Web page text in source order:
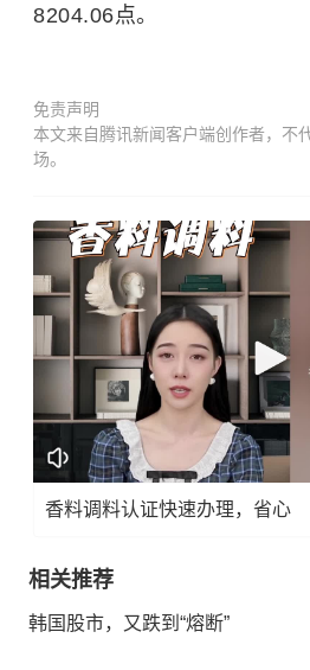
8204.06点。
免责声明
本文来自腾讯新闻客户端创作者，不
场。
香料调料认证快速办理，省心
相关推荐
韩国股市，又跌到“熔断”